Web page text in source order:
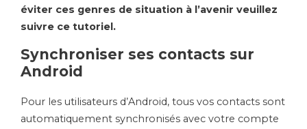
éviter ces genres de situation à l’avenir veuillez
suivre ce tutoriel.
Synchroniser ses contacts sur
Android
Pour les utilisateurs d’Android, tous vos contacts sont
automatiquement synchronisés avec votre compte